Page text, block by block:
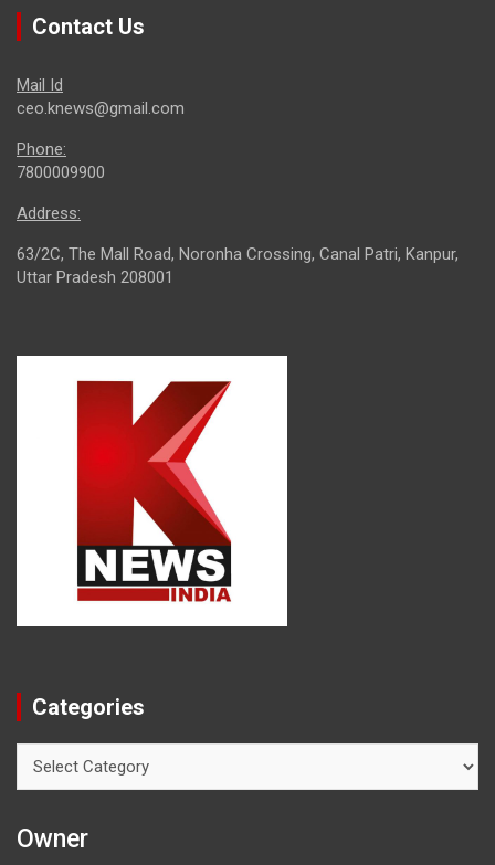
Contact Us
Mail Id
ceo.knews@gmail.com
Phone:
7800009900
Address:
63/2C, The Mall Road, Noronha Crossing, Canal Patri, Kanpur,
Uttar Pradesh 208001
Categories
Owner